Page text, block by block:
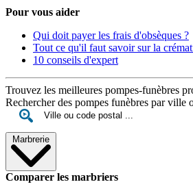
Pour vous aider
Qui doit payer les frais d'obsèques ?
Tout ce qu'il faut savoir sur la
10 conseils d'expert
Trouvez les meilleures pompes-funèbres
Rechercher des pompes funèbres par ville
Marbrerie
Comparer les marbriers